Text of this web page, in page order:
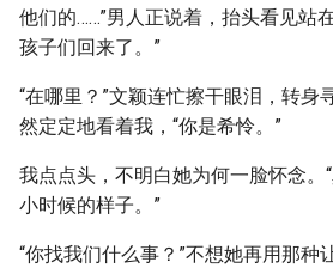
他们的……”男人正说着，抬头看见站
孩子们回来了。”
“在哪里？”文颖连忙擦干眼泪，转身
然定定地看着我，“你是希怜。”
我点点头，不明白她为何一脸怀念。
小时候的样子。”
“你找我们什么事？”不想她再用那种